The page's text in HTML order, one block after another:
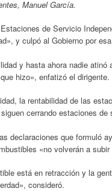
Manuel García.
de Servicio
y culpó al Gobierno por
y hasta ahora nadie
hizo», enfatizó el dirigente.
la rentabilidad de las
cerrando estaciones de
declaraciones que formuló
«no volverán a
está en retracción y la
consideró.